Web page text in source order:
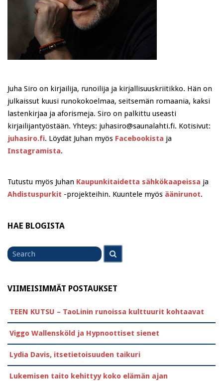
Juha Siro on kirjailija, runoilija ja kirjallisuuskriitikko. Hän on
julkaissut kuusi runokokoelmaa, seitsemän romaania, kaksi
lastenkirjaa ja aforismeja. Siro on palkittu useasti
kirjailijantyöstään. Yhteys: juhasiro@saunalahti.fi. Kotisivut:
juhasiro.fi. Löydät Juhan myös Facebookista ja
Instagramista.
Tutustu myös Juhan Kaupunkitaidetta sähkökaapeissa ja
Ahdistuspurkit -projekteihin. Kuuntele myös äänirunot.
HAE BLOGISTA
for
VIIMEISIMMÄT POSTAUKSET
TEEN KUTSU – TaoLinin runoissa kulttuurit kohtaavat
Viggo Wallensköld ja Hypnoottiset sienet
Lydia Davis, itsetietoisuuden taikuri
Lukemisen taito kehittyy koko elämän ajan